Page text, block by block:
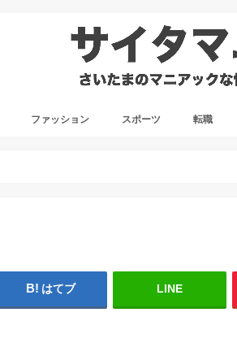
ファッション スポーツ 転職
はてブ LINE